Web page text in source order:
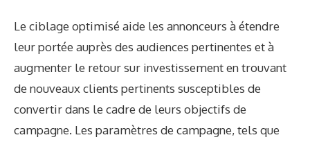
Le ciblage optimisé aide les annonceurs à étendre
leur portée auprès des audiences pertinentes et à
augmenter le retour sur investissement en trouvant
de nouveaux clients pertinents susceptibles de
convertir dans le cadre de leurs objectifs de
campagne. Les paramètres de campagne, tels que